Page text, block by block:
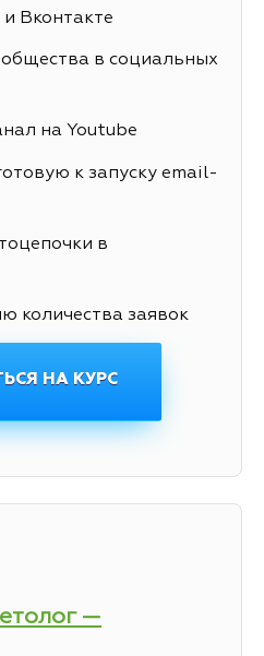
Вконтакте
в социальных
на Youtube
к запуску email-
в
количества заявок
НА КУРС
—